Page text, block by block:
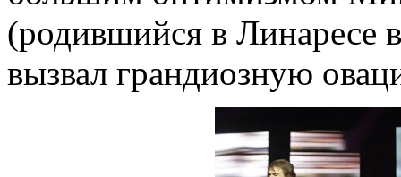
(родившийся в Линаресе
вызвал грандиозную